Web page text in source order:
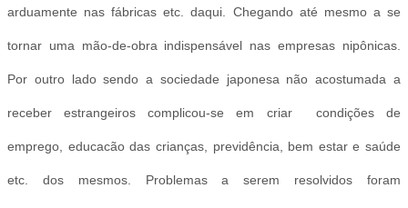
arduamente nas fábricas etc. daqui. Chegando até mesmo a se
tornar uma mão-de-obra indispensável nas empresas nipônicas.
Por outro lado sendo a sociedade japonesa não acostumada a
receber estrangeiros complicou-se em criar condições de
emprego, educacão das crianças, previdência, bem estar e saúde
etc. dos mesmos. Problemas a serem resolvidos foram